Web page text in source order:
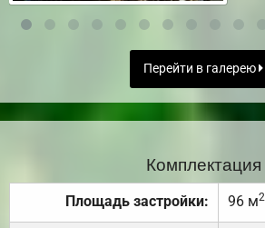
Перейти в галерею
Комплектация
Площадь застройки: 96 м2